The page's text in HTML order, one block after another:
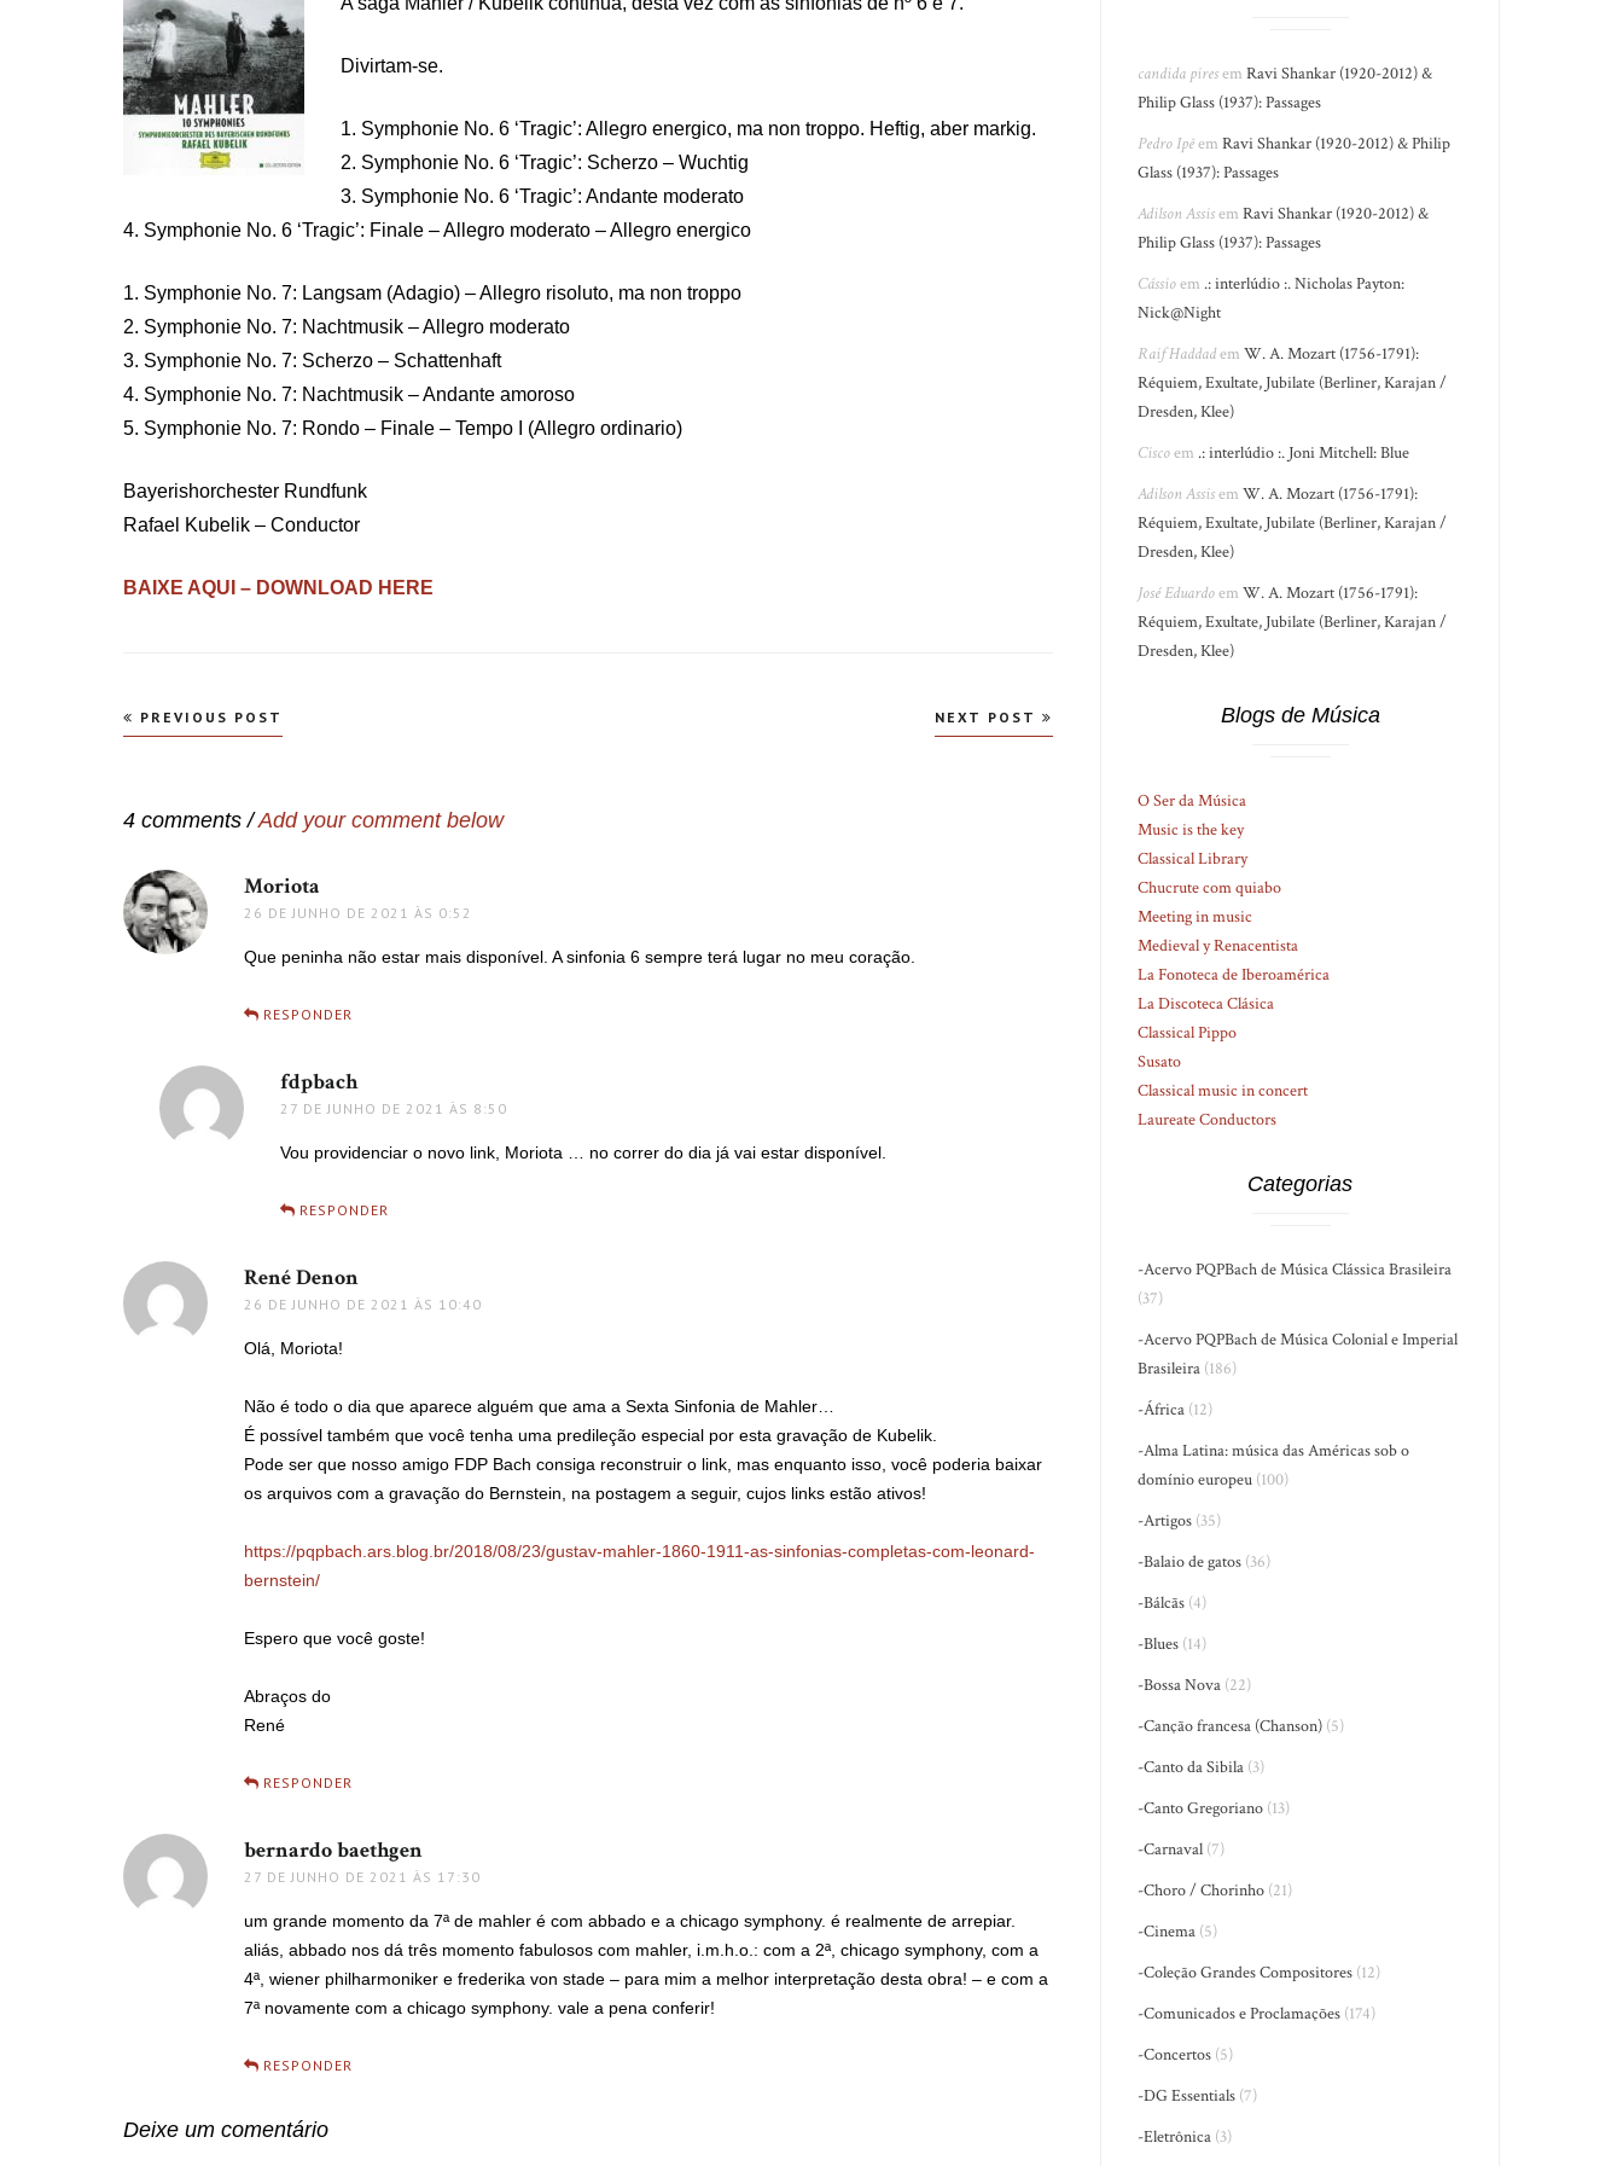
Divirtam-se.
1. Symphonie No. 6 ‘Tragic’: Allegro energico, ma non troppo. Heftig, aber markig.
2. Symphonie No. 6 ‘Tragic’: Scherzo – Wuchtig
3. Symphonie No. 6 ‘Tragic’: Andante moderato
4. Symphonie No. 6 ‘Tragic’: Finale – Allegro moderato – Allegro energico
1. Symphonie No. 7: Langsam (Adagio) – Allegro risoluto, ma non troppo
2. Symphonie No. 7: Nachtmusik – Allegro moderato
3. Symphonie No. 7: Scherzo – Schattenhaft
4. Symphonie No. 7: Nachtmusik – Andante amoroso
5. Symphonie No. 7: Rondo – Finale – Tempo I (Allegro ordinario)
Bayerishorchester Rundfunk
Rafael Kubelik – Conductor
BAIXE AQUI – DOWNLOAD HERE
Navegação
PREVIOUS POST NEXT POST
4 comments /Add your comment below
Moriota
26 DE JUNHO DE 2021 ÀS 0:52
Que peninha não estar mais disponível. A sinfonia 6 sempre terá lugar no meu coração.
RESPONDER
fdpbachdisse:
27 DE JUNHO DE 2021 ÀS 8:50
Vou providenciar o novo link, Moriota … no correr do dia já vai estar disponível.
RESPONDER
René Denon
26 DE JUNHO DE 2021 ÀS 10:40
Olá, Moriota!
Não é todo o dia que aparece alguém que ama a Sexta Sinfonia de Mahler…
É possível também que você tenha uma predileção especial por esta gravação de Kubelik.
Pode ser que nosso amigo FDP Bach consiga reconstruir o link, mas enquanto isso, você poderia baixar
os arquivos com a gravação do Bernstein, na postagem a seguir, cujos links estão ativos!
https://pqpbach.ars.blog.br/2018/08/23/gustav-mahler-1860-1911-as-sinfonias-completas-com-leonard-
bernstein/
Espero que você goste!
Abraços do
René
RESPONDER
bernardo baethgen
27 DE JUNHO DE 2021 ÀS 17:30
um grande momento da 7ª de mahler é com abbado e a chicago symphony. é realmente de arrepiar.
aliás, abbado nos dá três momento fabulosos com mahler, i.m.h.o.: com a 2ª, chicago symphony, com a
4ª, wiener philharmoniker e frederika von stade – para mim a melhor interpretação desta obra! – e com a
7ª novamente com a chicago symphony. vale a pena conferir!
RESPONDER
Deixe um comentário
candida piresemRavi Shankar (1920-2012) &
Philip Glass (1937): Passages
Pedro IpêemRavi Shankar (1920-2012) & Philip
Glass (1937): Passages
Adilson AssisemRavi Shankar (1920-2012) &
Philip Glass (1937): Passages
Cássioem .: interlúdio :. Nicholas Payton:
Nick@Night
Raif HaddademW. A. Mozart (1756-1791):
Réquiem, Exultate, Jubilate (Berliner, Karajan /
Dresden, Klee)
Ciscoem .: interlúdio :. Joni Mitchell: Blue
Adilson AssisemW. A. Mozart (1756-1791):
Réquiem, Exultate, Jubilate (Berliner, Karajan /
Dresden, Klee)
José EduardoemW. A. Mozart (1756-1791):
Réquiem, Exultate, Jubilate (Berliner, Karajan /
Dresden, Klee)
Blogs de Música
O Ser da Música
Music is the key
Classical Library
Chucrute com quiabo
Meeting in music
Medieval y Renacentista
La Fonoteca de Iberoamérica
La Discoteca Clásica
Classical Pippo
Susato
Classical music in concert
Laureate Conductors
Categorias
-Acervo PQPBach de Música Clássica Brasileira
(37)
-Acervo PQPBach de Música Colonial e Imperial
Brasileira (186)
-África (12)
-Alma Latina: música das Américas sob o
domínio europeu (100)
-Artigos (35)
-Balaio de gatos (36)
-Bálcãs (4)
-Blues (14)
-Bossa Nova (22)
-Canção francesa (Chanson) (5)
-Canto da Sibila (3)
-Canto Gregoriano (13)
-Carnaval (7)
-Choro / Chorinho (21)
-Cinema (5)
-Coleção Grandes Compositores (12)
-Comunicados e Proclamações (174)
-Concertos (5)
-DG Essentials (7)
-Eletrônica (3)